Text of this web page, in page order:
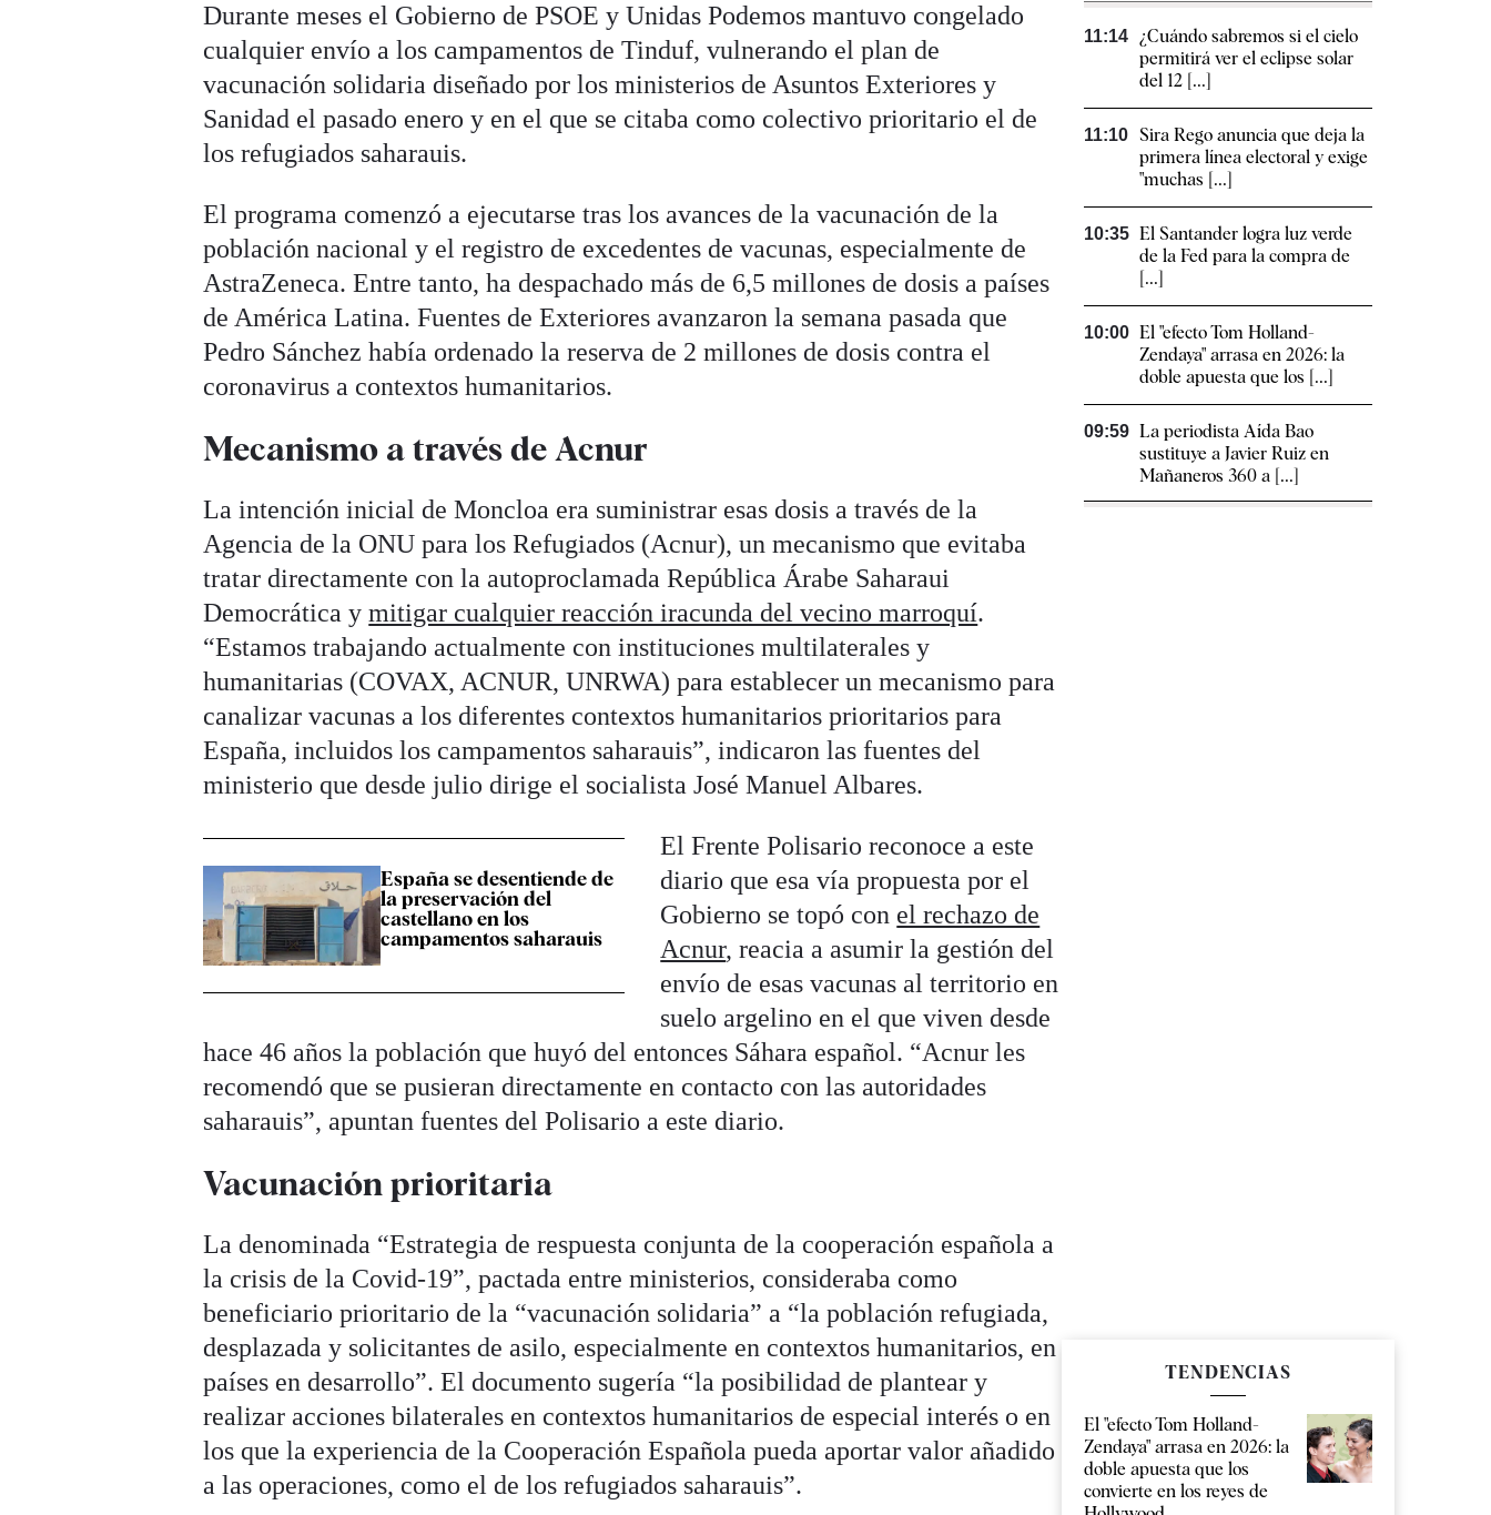
Durante meses el Gobierno de PSOE y Unidas Podemos mantuvo congelado
cualquier envío a los campamentos de Tinduf, vulnerando el plan de
vacunación solidaria diseñado por los ministerios de Asuntos Exteriores y
Sanidad el pasado enero y en el que se citaba como colectivo prioritario el de
los refugiados saharauis.
El programa comenzó a ejecutarse tras los avances de la vacunación de la
población nacional y el registro de excedentes de vacunas, especialmente de
AstraZeneca. Entre tanto, ha despachado más de 6,5 millones de dosis a países
de América Latina. Fuentes de Exteriores avanzaron la semana pasada que
Pedro Sánchez había ordenado la reserva de 2 millones de dosis contra el
coronavirus a contextos humanitarios.
Mecanismo a través de Acnur
La intención inicial de Moncloa era suministrar esas dosis a través de la
Agencia de la ONU para los Refugiados (Acnur), un mecanismo que evitaba
tratar directamente con la autoproclamada República Árabe Saharaui
Democrática ymitigar cualquier reacción iracunda del vecino marroquí.
“Estamos trabajando actualmente con instituciones multilaterales y
humanitarias (COVAX, ACNUR, UNRWA) para establecer un mecanismo para
canalizar vacunas a los diferentes contextos humanitarios prioritarios para
España, incluidos los campamentos saharauis”, indicaron las fuentes del
ministerio que desde julio dirige el socialista José Manuel Albares.
España se desentiende de
la preservación del
castellano en los
campamentos saharauis
El Frente Polisario reconoce a este
diario que esa vía propuesta por el
Gobierno se topó con el rechazo de
Acnur, reacia a asumir la gestión del
envío de esas vacunas al territorio en
suelo argelino en el que viven desde
hace 46 años la población que huyó del entonces Sáhara español. “Acnur les
recomendó que se pusieran directamente en contacto con las autoridades
saharauis”, apuntan fuentes del Polisario a este diario.
Vacunación prioritaria
La denominada “Estrategia de respuesta conjunta de la cooperación española a
la crisis de la Covid-19”, pactada entre ministerios, consideraba como
beneficiario prioritario de la “vacunación solidaria” a “la población refugiada,
desplazada y solicitantes de asilo, especialmente en contextos humanitarios, en
países en desarrollo”. El documento sugería “la posibilidad de plantear y
realizar acciones bilaterales en contextos humanitarios de especial interés o en
los que la experiencia de la Cooperación Española pueda aportar valor añadido
a las operaciones, como el de los refugiados saharauis”.
11:14
¿Cuándo sabremos si el cielo
permitirá ver el eclipse solar
del 12 [...]
11:10
Sira Rego anuncia que deja la
primera línea electoral y exige
"muchas [...]
10:35 El Santander logra luz verde
de la Fed para la compra de
[...]
10:00 El "efecto Tom Holland-
Zendaya" arrasa en 2026: la
doble apuesta que los [...]
09:59 La periodista Aída Bao
sustituye a Javier Ruiz en
Mañaneros 360 a [...]
TENDENCIAS
El "efecto Tom Holland-
Zendaya" arrasa en 2026: la
doble apuesta que los
convierte en los reyes de